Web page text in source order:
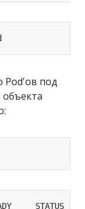
Pod'ов под